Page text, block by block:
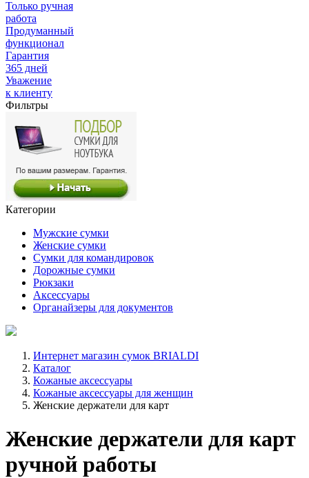
Только ручная
работа
Продуманный
функционал
Гарантия
365 дней
Уважение
к клиенту
Фильтры
Категории
Мужские сумки
Женские сумки
Сумки для командировок
Дорожные сумки
Рюкзаки
Аксессуары
Органайзеры для документов
Интернет магазин сумок BRIALDI
Каталог
Кожаные аксессуары
Кожаные аксессуары для женщин
Женские держатели для карт
Женские держатели для карт
ручной работы